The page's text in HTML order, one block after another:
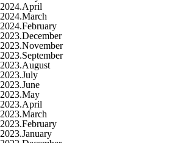
2024.April
2024.March
2024.February
2023.December
2023.November
2023.September
2023.August
2023.July
2023.June
2023.May
2023.April
2023.March
2023.February
2023.January